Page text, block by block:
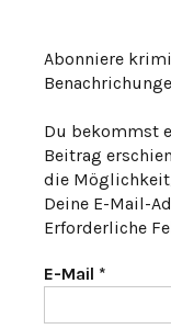
Abonniere
Du bekommst
Beitrag
die
Deine E-Mail-
Erforderliche
E-Mail *